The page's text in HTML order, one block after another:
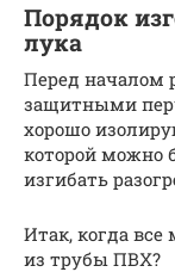
Порядок
лука
Перед началом
защитными
хорошо
которой можно
изгибать
Итак, когда все
из трубы ПВХ?